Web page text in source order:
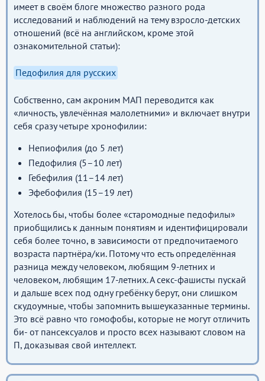
имеет в своём блоге множество разного рода
исследований и наблюдений на тему взросло-детских
отношений (всё на английском, кроме этой
ознакомительной статьи):
Педофилия для русских
Собственно, сам акроним МАП переводится как
«личность, увлечённая малолетними» и включает внутри
себя сразу четыре хронофилии:
Непиофилия (до 5 лет)
Педофилия (5–10 лет)
Гебефилия (11–14 лет)
Эфебофилия (15–19 лет)
Хотелось бы, чтобы более «старомодные педофилы»
приобщились к данным понятиям и идентифицировали
себя более точно, в зависимости от предпочитаемого
возраста партнёра/ки. Потому что есть определённая
разница между человеком, любящим 9-летних и
человеком, любящим 17-летних. А секс-фашисты пускай
и дальше всех под одну гребёнку берут, они слишком
скудоумные, чтобы запомнить вышеуказанные термины.
Это всё равно что гомофобы, которые не могут отличить
би- от пансексуалов и просто всех называют словом на
П, доказывая свой интеллект.